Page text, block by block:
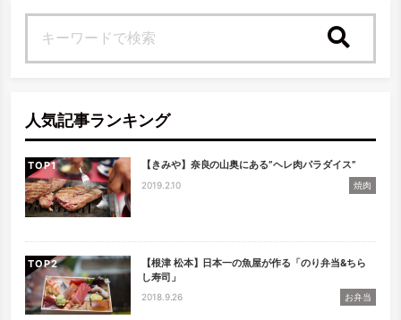
人気記事ランキング
TOP 【きみや】奈良の山奥にある”ヘレ肉パラダイス”
2019.2.10 焼肉
TOP
【根津 松本】日本一の魚屋が作る「のり弁当&ちら
し寿司」
2018.9.26 お弁当